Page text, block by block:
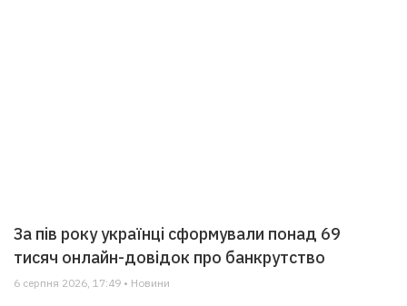
За пів року українці сформували понад 69
тисяч онлайн-довідок про банкрутство
6 серпня 2026, 17:49 • Новини